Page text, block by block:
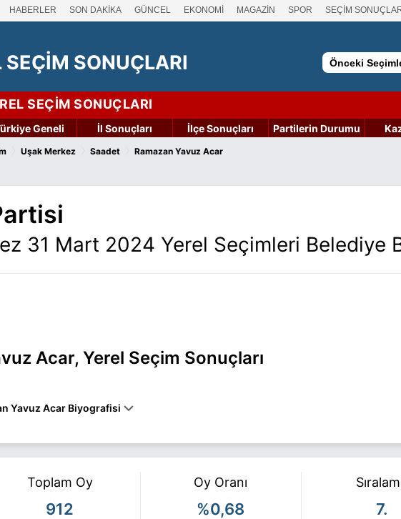
HABERLER SON DAKİKA GÜNCEL EKONOMİ MAGAZİN SPOR SEÇİM
SONUÇLARI Önceki
SEÇİM SONUÇLARI
Geneli İl Sonuçları İlçe Sonuçları Partilerin Durumu
Uşak Merkez Saadet Ramazan Yavuz Acar
31 Mart 2024 Yerel Seçimleri Belediye
Acar, Yerel Seçim Sonuçları
Yavuz Acar Biyografisi
Yavuz Acar ile ilgili daha fazla bilgi için
Ramazan Yavuz Acar Haberleri sayfamızı
Toplam Oy
912
Oy Oranı
%0,68 7.